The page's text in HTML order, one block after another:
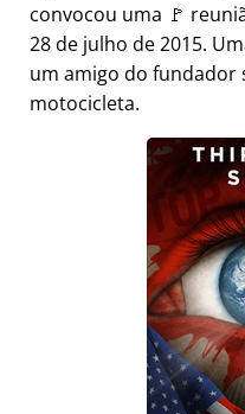
convocou uma 🚩
28 de julho de 2015.
um amigo do fundador
motocicleta.